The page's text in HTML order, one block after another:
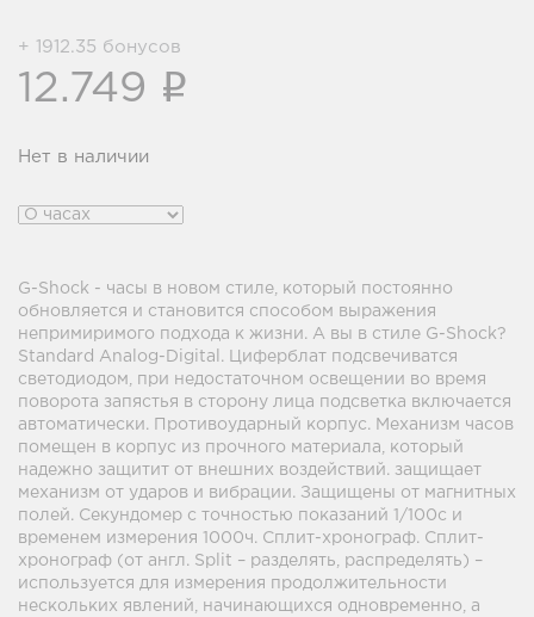
+ 1912.35 бонусов
12.749 i
Нет в наличии
G-Shock - часы в новом стиле, который постоянно
обновляется и становится способом выражения
непримиримого подхода к жизни. А вы в стиле G-Shock?
Standard Analog-Digital. Циферблат подсвечиватся
светодиодом, при недостаточном освещении во время
поворота запястья в сторону лица подсветка включается
автоматически. Противоударный корпус. Механизм часов
помещен в корпус из прочного материала, который
надежно защитит от внешних воздействий. защищает
механизм от ударов и вибрации. Защищены от магнитных
полей. Секундомер с точностью показаний 1/100с и
временем измерения 1000ч. Сплит-хронограф. Сплит-
хронограф (от англ. Split – разделять, распределять) –
используется для измерения продолжительности
нескольких явлений, начинающихся одновременно, а